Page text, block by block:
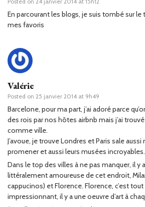
En parcourant les blogs, je suis tombé sur le
mes favoris
Valérie
Posted on 25 janvier 2014 at 9h49
Barcelone, pour ma part, j’ai adoré parce
des rois par nos hôtes airbnb mais j’ai
comme ville.
J’avoue, je trouve Londres et Paris sale aussi
promener et aussi leurs musées incroyables.
Dans le top des villes à ne pas manquer, il y
littéralement amoureuse de cet endroit,
cappucinos) et Florence. Florence, c’est
impressionnant, il y a une oeuvre d’art à